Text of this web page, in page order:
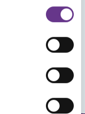
je reageren op